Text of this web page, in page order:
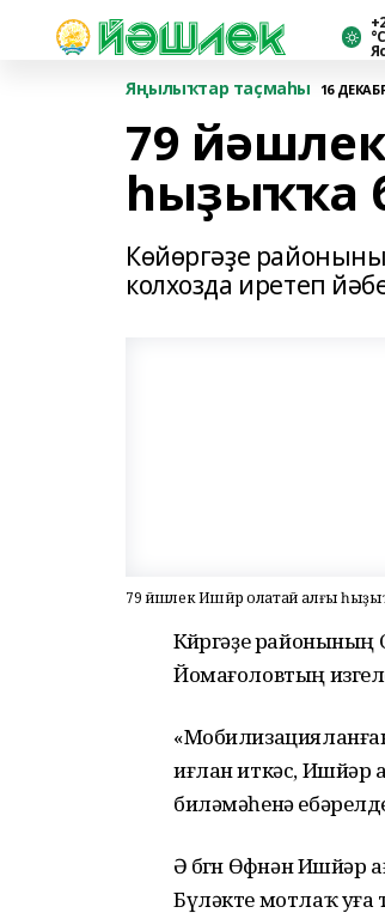
°С
Яңылыҡтар таҫмаһы
16
79
һыҙыҡҡа
Көйөргәҙе
колхозда иретеп
79 йәшлек Ишйәр олатай алғы
Көйөргәҙе
Йомағоловтың
иғлан иткәс, Ишйәр
биләмәһенә
Ә бөгөн Өфөнән
Бүләкте мотлаҡ